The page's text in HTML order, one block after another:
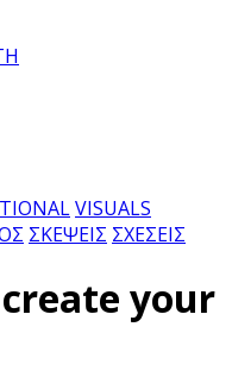
VISUALS
ΣΚΕΨΕΙΣ ΣΧΕΣΕΙΣ
your